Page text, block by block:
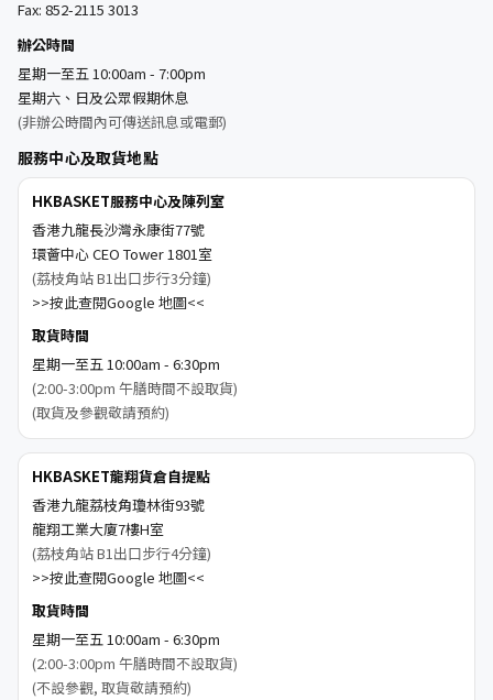
Fax: 852-2115 3013
辦公時間
星期一至五 10:00am - 7:00pm
星期六、日及公眾假期休息
(非辦公時間內可傳送訊息或電郵)
服務中心及取貨地點
HKBASKET服務中心及陳列室
香港九龍長沙灣永康街77號
環薈中心 CEO Tower 1801室
(荔枝角站 B1出口步行3分鐘)
>>按此查閱Google 地圖<<
取貨時間
星期一至五 10:00am - 6:30pm
(2:00-3:00pm 午膳時間不設取貨)
(取貨及參觀敬請預約)
HKBASKET龍翔貨倉自提點
香港九龍荔枝角瓊林街93號
龍翔工業大廈7樓H室
(荔枝角站 B1出口步行4分鐘)
>>按此查閱Google 地圖<<
取貨時間
星期一至五 10:00am - 6:30pm
(2:00-3:00pm 午膳時間不設取貨)
(不設參觀, 取貨敬請預約)